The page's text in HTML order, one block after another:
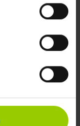
pflanzen
richtig
und